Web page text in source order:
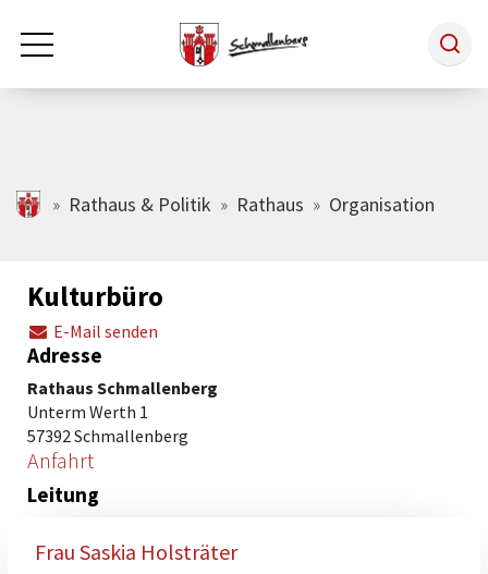
Zum Hauptinhalt springen
Rathaus & Politik
Tourismus
Freizeit & Kultur
Wirtschaft
schmallenberg.de
Rathaus & Politik Rathaus Organisation
Kulturbüro
E-Mail senden
Adresse
Rathaus Schmallenberg
Unterm Werth 1
57392 Schmallenberg
Anfahrt
Leitung
Frau Saskia Holsträter